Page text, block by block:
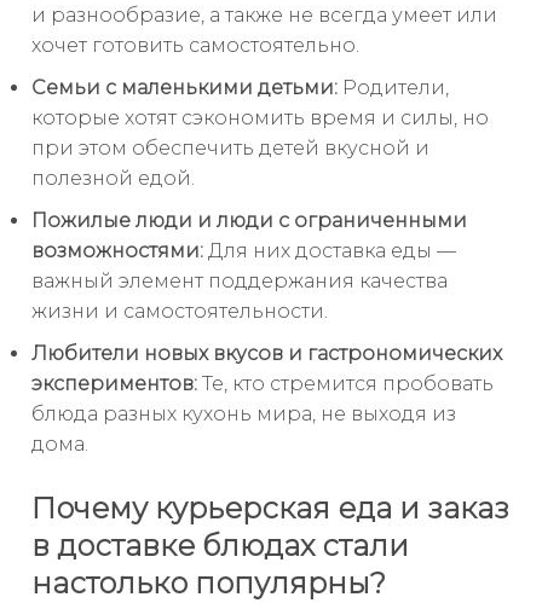
и разнообразие, а также не всегда умеет или
хочет готовить самостоятельно.
Семьи с маленькими детьми: Родители,
которые хотят сэкономить время и силы, но
при этом обеспечить детей вкусной и
полезной едой.
Пожилые люди и люди с ограниченными
возможностями: Для них доставка еды —
важный элемент поддержания качества
жизни и самостоятельности.
Любители новых вкусов и гастрономических
экспериментов: Те, кто стремится пробовать
блюда разных кухонь мира, не выходя из
дома.
Почему курьерская еда и заказ
в доставке блюдах стали
настолько популярны?